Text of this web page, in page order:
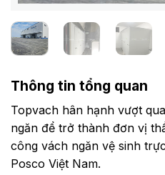
Thông tin tổng quan
Topvach hân hạnh vượt
ngăn để trở thành đơn vị
công vách ngăn vệ sinh
Posco Việt Nam.